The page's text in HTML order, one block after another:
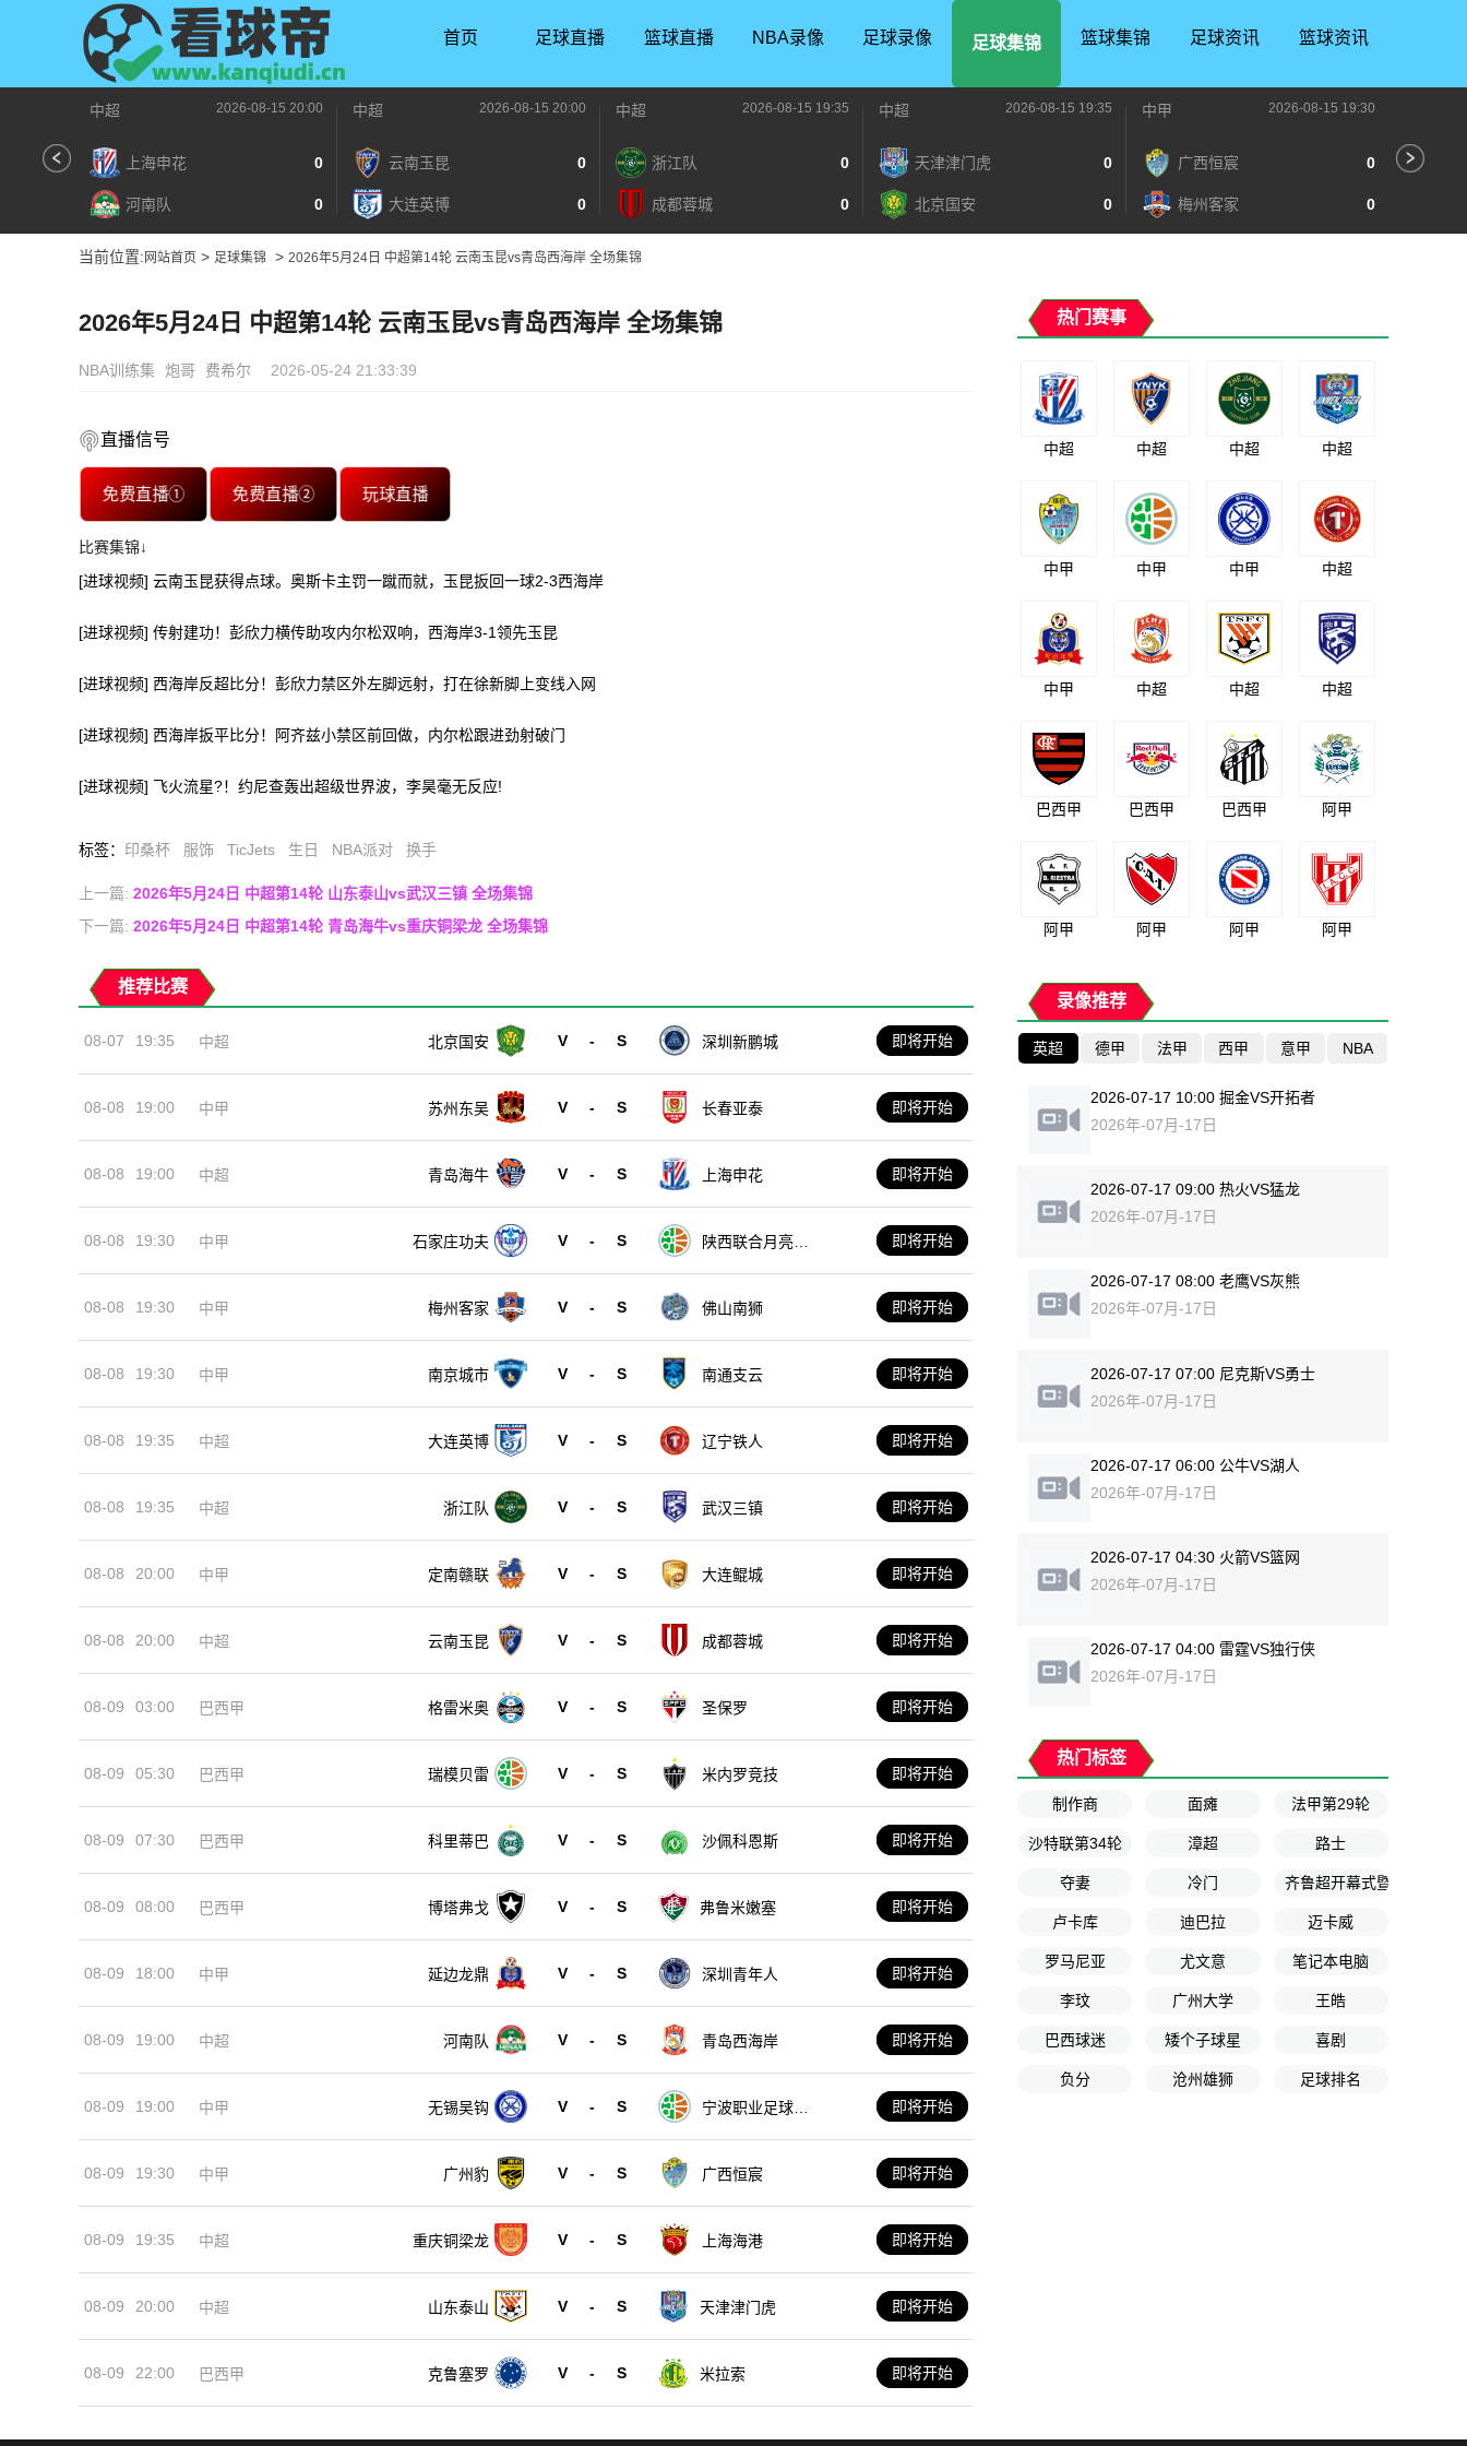
首页 足球直播 篮球直播 NBA录像 足球录像 足球集锦 篮球集锦 足球资讯 篮球资讯
中超 2026-08-15 20:00
上海申花 0
河南队 0
中超 2026-08-15 20:00
云南玉昆 0
大连英博 0
中超 2026-08-15 19:35
浙江队 0
成都蓉城 0
中超 2026-08-15 19:35
天津津门虎 0
北京国安 0
中甲 2026-08-15 19:30
广西恒宸 0
梅州客家 0
当前位置: 网站首页 > 足球集锦 > 2026年5月24日 中超第14轮 云南玉昆vs青岛西海岸 全场集锦
2026年5月24日 中超第14轮 云南玉昆vs青岛西海岸 全场集锦
NBA训练集 炮哥 费希尔 2026-05-24 21:33:39
直播信号
免费直播① 免费直播② 玩球直播
比赛集锦↓
[进球视频] 云南玉昆获得点球。奥斯卡主罚一蹴而就，玉昆扳回一球2-3西海岸
[进球视频] 传射建功！彭欣力横传助攻内尔松双响，西海岸3-1领先玉昆
[进球视频] 西海岸反超比分！彭欣力禁区外左脚远射，打在徐新脚上变线入网
[进球视频] 西海岸扳平比分！阿齐兹小禁区前回做，内尔松跟进劲射破门
[进球视频] 飞火流星?！约尼查轰出超级世界波，李昊毫无反应!
标签： 印桑杯 服饰 TicJets 生日 NBA派对 换手
上一篇: 2026年5月24日 中超第14轮 山东泰山vs武汉三镇 全场集锦
下一篇: 2026年5月24日 中超第14轮 青岛海牛vs重庆铜梁龙 全场集锦
推荐比赛
08-07 19:35 中超 北京国安 V - S 深圳新鹏城 即将开始
08-08 19:00 中甲 苏州东吴 V - S 长春亚泰 即将开始
08-08 19:00 中超 青岛海牛 V - S 上海申花 即将开始
08-08 19:30 中甲 石家庄功夫 V - S
陕西联合月亮泊
即将开始
08-08 19:30 中甲 梅州客家 V - S 佛山南狮 即将开始
08-08 19:30 中甲 南京城市 V - S 南通支云 即将开始
08-08 19:35 中超 大连英博 V - S 辽宁铁人 即将开始
08-08 19:35 中超 浙江队 V - S 武汉三镇 即将开始
08-08 20:00 中甲 定南赣联 V - S 大连鲲城 即将开始
08-08 20:00 中超 云南玉昆 V - S 成都蓉城 即将开始
08-09 03:00 巴西甲 格雷米奥 V - S 圣保罗 即将开始
08-09 05:30 巴西甲 瑞模贝雷 V - S 米内罗竞技 即将开始
08-09 07:30 巴西甲 科里蒂巴 V - S 沙佩科恩斯 即将开始
08-09 08:00 巴西甲 博塔弗戈 V - S 弗鲁米嫩塞 即将开始
08-09 18:00 中甲 延边龙鼎 V - S 深圳青年人 即将开始
08-09 19:00 中超 河南队 V - S 青岛西海岸 即将开始
08-09 19:00 中甲 无锡吴钩 V - S
宁波职业足球俱
即将开始
08-09 19:30 中甲 广州豹 V - S 广西恒宸 即将开始
08-09 19:35 中超 重庆铜梁龙 V - S 上海海港 即将开始
08-09 20:00 中超 山东泰山 V - S 天津津门虎 即将开始
08-09 22:00 巴西甲 克鲁塞罗 V - S 米拉索 即将开始
热门赛事
中超 中超 中超 中超
中甲 中甲 中甲 中超
中甲 中超 中超 中超
巴西甲 巴西甲 巴西甲 阿甲
阿甲 阿甲 阿甲 阿甲
录像推荐
英超 德甲 法甲 西甲 意甲 NBA
2026-07-17 10:00 掘金VS开拓者
2026年-07月-17日
2026-07-17 09:00 热火VS猛龙
2026年-07月-17日
2026-07-17 08:00 老鹰VS灰熊
2026年-07月-17日
2026-07-17 07:00 尼克斯VS勇士
2026年-07月-17日
2026-07-17 06:00 公牛VS湖人
2026年-07月-17日
2026-07-17 04:30 火箭VS篮网
2026年-07月-17日
2026-07-17 04:00 雷霆VS独行侠
2026年-07月-17日
热门标签
制作商 面瘫 法甲第29轮
沙特联第34轮 漳超 路士
夺妻 冷门 齐鲁超开幕式暨揭幕战
卢卡库 迪巴拉 迈卡威
罗马尼亚 尤文意 笔记本电脑
李玟 广州大学 王皓
巴西球迷 矮个子球星 喜剧
负分 沧州雄狮 足球排名